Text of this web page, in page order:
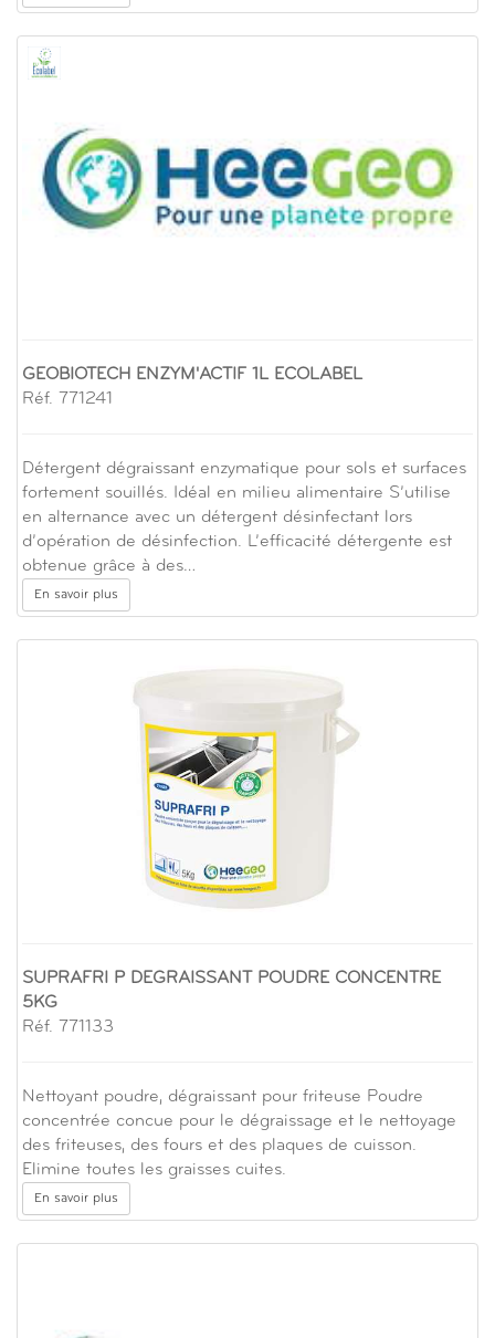
GEOBIOTECH ENZYM'ACTIF 1L ECOLABEL
Réf. 771241
Détergent dégraissant enzymatique pour sols et surfaces
fortement souillés. Idéal en milieu alimentaire S’utilise
en alternance avec un détergent désinfectant lors
d’opération de désinfection. L’efficacité détergente est
obtenue grâce à des…
En savoir plus
SUPRAFRI P DEGRAISSANT POUDRE CONCENTRE
5KG
Réf. 771133
Nettoyant poudre, dégraissant pour friteuse Poudre
concentrée concue pour le dégraissage et le nettoyage
des friteuses, des fours et des plaques de cuisson.
Elimine toutes les graisses cuites.
En savoir plus